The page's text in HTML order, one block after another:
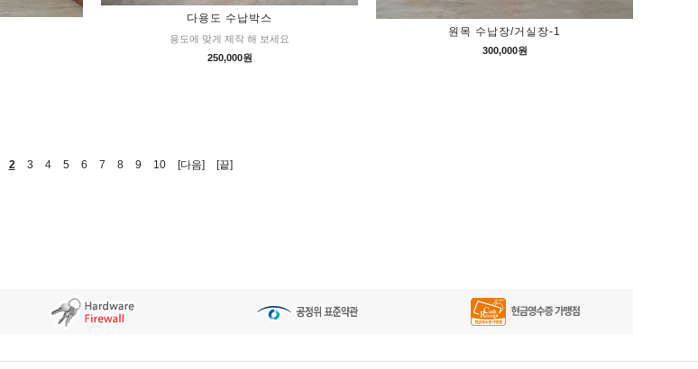
다용도 수납박스
용도에 맞게 제작 해 보세요
250,000원
원목 수납장/거실장-1
300,000원
2 3 4 5 6 7 8 9 10 [다음] [끝]